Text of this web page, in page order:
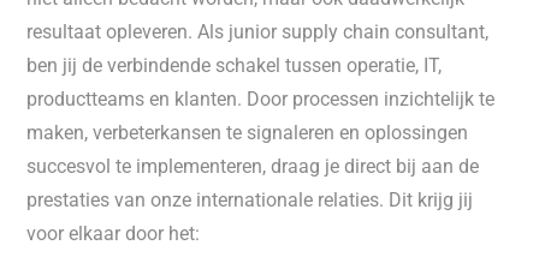
resultaat opleveren. Als junior supply chain consultant,
ben jij de verbindende schakel tussen operatie, IT,
productteams en klanten. Door processen inzichtelijk te
maken, verbeterkansen te signaleren en oplossingen
succesvol te implementeren, draag je direct bij aan de
prestaties van onze internationale relaties. Dit krijg jij
voor elkaar door het: